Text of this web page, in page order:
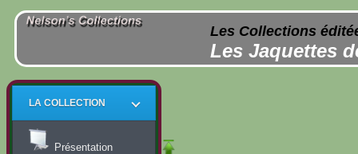
Les Collections
Les Jaquettes
LA COLLECTION
Présentation